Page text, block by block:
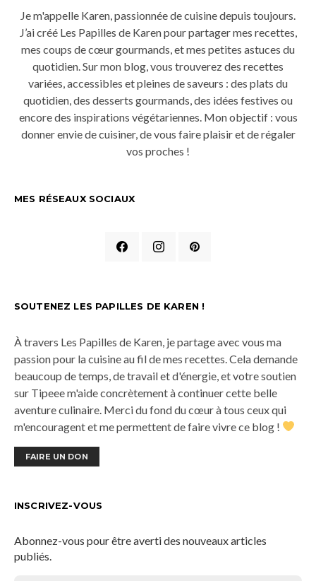
Je m'appelle Karen, passionnée de cuisine depuis toujours.
J’ai créé Les Papilles de Karen pour partager mes recettes,
mes coups de cœur gourmands, et mes petites astuces du
quotidien. Sur mon blog, vous trouverez des recettes
variées, accessibles et pleines de saveurs : des plats du
quotidien, des desserts gourmands, des idées festives ou
encore des inspirations végétariennes. Mon objectif : vous
donner envie de cuisiner, de vous faire plaisir et de régaler
vos proches !
MES RÉSEAUX SOCIAUX
SOUTENEZ LES PAPILLES DE KAREN !
À travers Les Papilles de Karen, je partage avec vous ma
passion pour la cuisine au fil de mes recettes. Cela demande
beaucoup de temps, de travail et d'énergie, et votre soutien
sur Tipeee m'aide concrètement à continuer cette belle
aventure culinaire. Merci du fond du cœur à tous ceux qui
m'encouragent et me permettent de faire vivre ce blog !
FAIRE UN DON
INSCRIVEZ-VOUS
Abonnez-vous pour être averti des nouveaux articles
publiés.